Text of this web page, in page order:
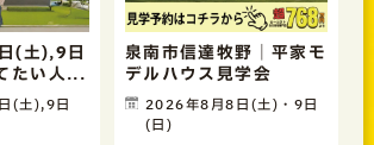
(土),9日
たい人...
(土),9日
泉南市信達牧野｜平家モ
デルハウス見学会
2026年8月8日(土)・9日
(日)